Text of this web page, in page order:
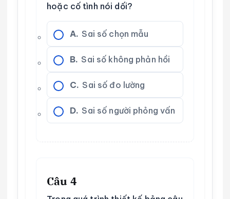
hoặc cố tình nói dối?
A. Sai số chọn mẫu
B. Sai số không phản hồi
C. Sai số đo lường
D. Sai số người phỏng vấn
Câu 4